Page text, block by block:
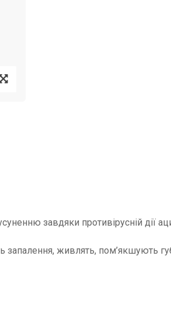
завдяки противірусній дії
запалення, живлять, пом’якшують